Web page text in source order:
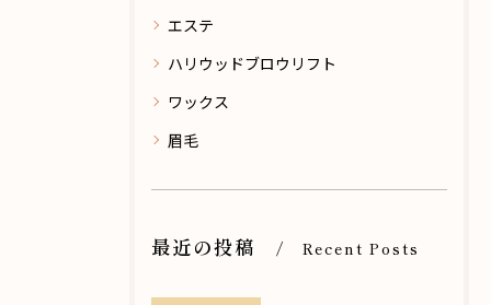
エステ
ハリウッドブロウリフト
ワックス
眉毛
最近の投稿 Recent Posts